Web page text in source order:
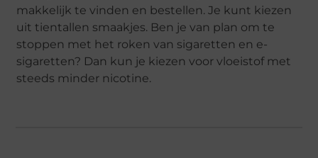
makkelijk te vinden en bestellen. Je kunt kiezen
uit tientallen smaakjes. Ben je van plan om te
stoppen met het roken van sigaretten en e-
sigaretten? Dan kun je kiezen voor vloeistof met
steeds minder nicotine.